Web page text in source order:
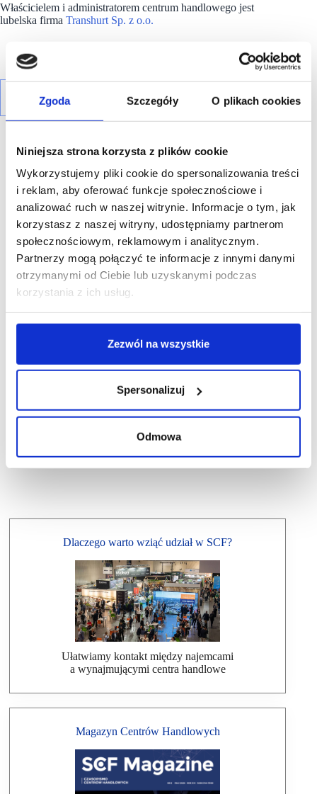
Zgoda Szczegóły O plikach cookies
Niniejsza strona korzysta z plików cookie
Wykorzystujemy pliki cookie do spersonalizowania treści
i reklam, aby oferować funkcje społecznościowe i
analizować ruch w naszej witrynie. Informacje o tym, jak
korzystasz z naszej witryny, udostępniamy partnerom
społecznościowym, reklamowym i analitycznym.
Partnerzy mogą połączyć te informacje z innymi danymi
otrzymanymi od Ciebie lub uzyskanymi podczas
korzystania z ich usług.
Zezwól na wszystkie
Spersonalizuj
Odmowa
Właścicielem i administratorem centrum handlowego jest
lubelska firma Transhurt Sp. z o.o.
R E K L A M A
Dlaczego warto wziąć udział w SCF?
Ułatwiamy kontakt między najemcami
a wynajmującymi centra handlowe
Magazyn Centrów Handlowych